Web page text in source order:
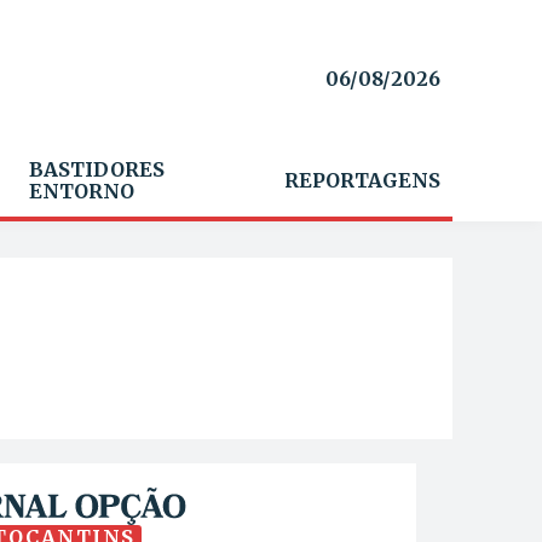
06/08/2026
BASTIDORES
ENTORNO
REPORTAGENS